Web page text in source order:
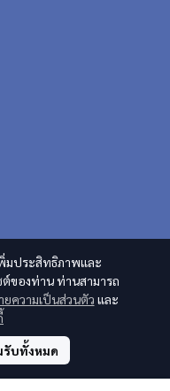
มประสิทธิภาพและ
ของท่าน ท่านสามารถ
ยความเป็นส่วนตัว และ
รับทั้งหมด